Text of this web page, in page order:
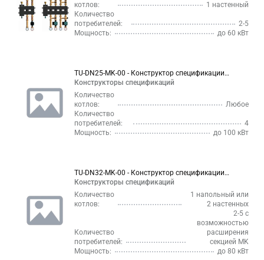
котлов:
1 настенный
Количество
потребителей:
2-5
Мощность:
до 60 кВт
TU-DN25-MK-00 - Конструктор спецификации
обвязки коллектора отопления DN25 до 60 кВт
DN25 с латунными насосными группами
Конструкторы спецификаций
Количество
котлов:
Любое
Количество
потребителей:
4
Мощность:
до 100 кВт
TU-DN32-MK-00 - Конструктор спецификации
обвязки коллектора отопления до 100 кВт DN32 на
2/3/4/5 контура с латунными насосными группами
DN25
Конструкторы спецификаций
Количество
котлов:
1 напольный или
2 настенных
Количество
потребителей:
2-5 с
возможностью
расширения
секцией MK
Мощность:
до 80 кВт